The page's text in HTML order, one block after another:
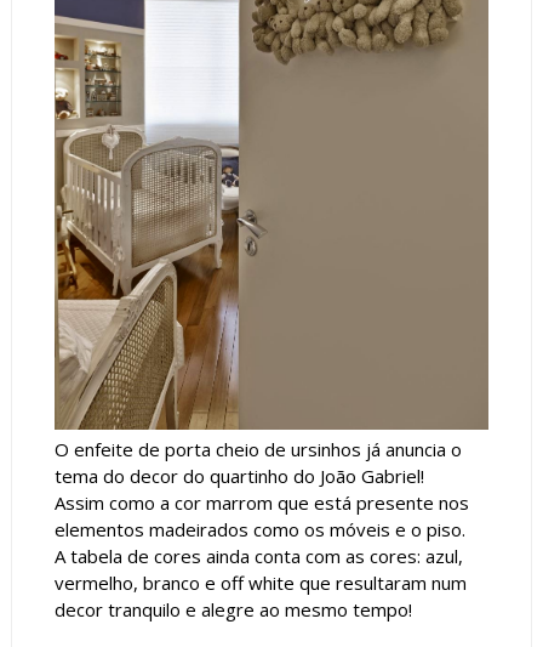
O enfeite de porta cheio de ursinhos já anuncia o
tema do decor do quartinho do João Gabriel!
Assim como a cor marrom que está presente nos
elementos madeirados como os móveis e o piso.
A tabela de cores ainda conta com as cores: azul,
vermelho, branco e off white que resultaram num
decor tranquilo e alegre ao mesmo tempo!